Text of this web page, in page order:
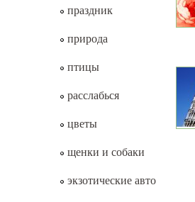
праздник
природа
птицы
расслабься
цветы
щенки и собаки
экзотические авто